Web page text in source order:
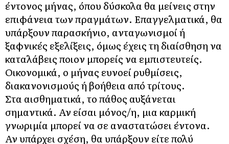
έντονος μήνας, όπου δύσκολα θα μείνεις στην
επιφάνεια των πραγμάτων. Επαγγελματικά, θα
υπάρξουν παρασκήνιο, ανταγωνισμοί ή
ξαφνικές εξελίξεις, όμως έχεις τη διαίσθηση να
καταλάβεις ποιον μπορείς να εμπιστευτείς.
Οικονομικά, ο μήνας ευνοεί ρυθμίσεις,
διακανονισμούς ή βοήθεια από τρίτους.
Στα αισθηματικά, το πάθος αυξάνεται
σημαντικά. Αν είσαι μόνος/η, μια καρμική
γνωριμία μπορεί να σε αναστατώσει έντονα.
Αν υπάρχει σχέση, θα υπάρξουν είτε πολύ